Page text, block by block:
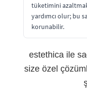
tüketimini
yardımcı olur; bu
korunabilir.
estethica ile
size özel